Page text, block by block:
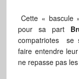
Cette « bascule
pour sa part
compatriotes se
faire entendre
ne repasse pas